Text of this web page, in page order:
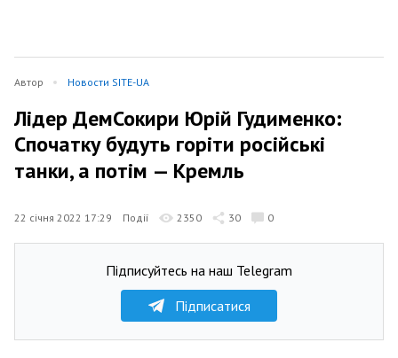
Автор Новости SITE-UA
Лідер ДемСокири Юрій Гудименко:
Спочатку будуть горіти російські
танки, а потім — Кремль
22 січня 2022 17:29 Події 2350 30 0
Підписуйтесь на наш Telegram
Підписатися